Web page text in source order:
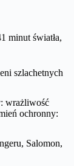
minut światła,
szlachetnych
wrażliwość
ochronny:
Salomon,